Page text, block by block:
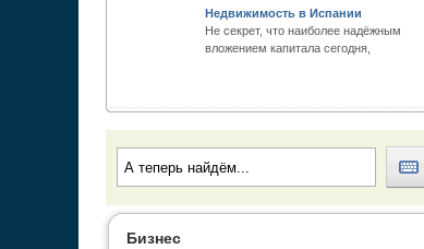
Недвижимость в Испании
Не секрет, что наиболее надёжным
вложением капитала сегодня,
Бизнес